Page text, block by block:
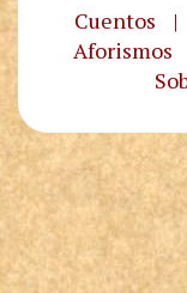
Cuentos |
Aforismos